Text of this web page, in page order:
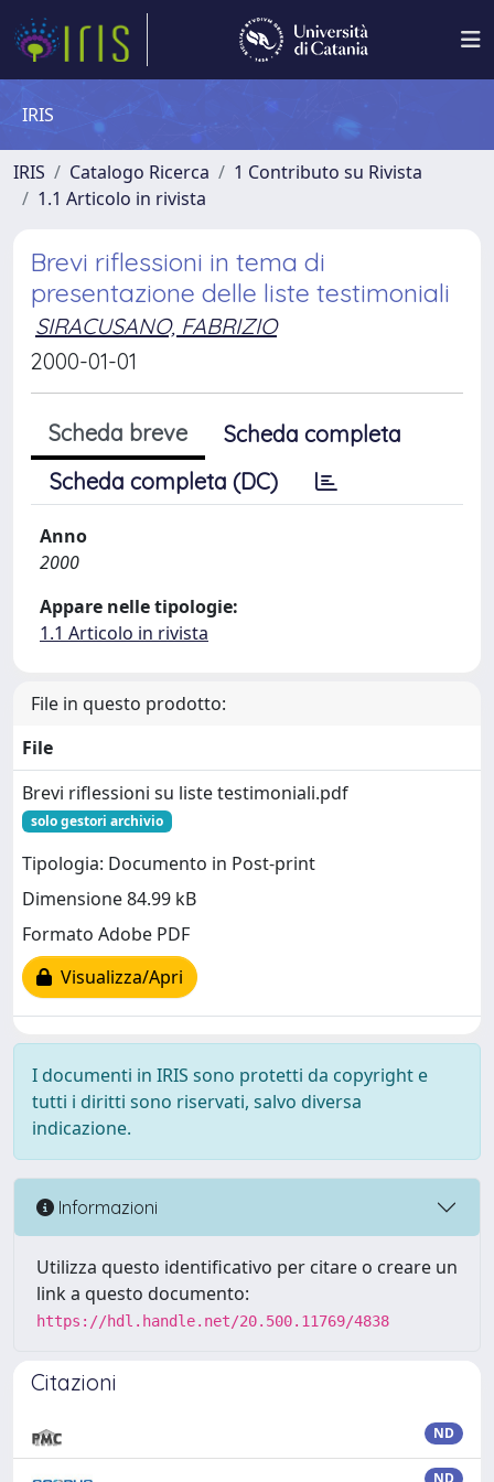
IRIS
IRIS Catalogo Ricerca
1 Contributo su Rivista
1.1 Articolo in rivista
Brevi riflessioni in tema di
presentazione delle liste testimoniali
SIRACUSANO, FABRIZIO
2000-01-01
Scheda breve
Scheda completa
Scheda completa (DC)
Anno
2000
Appare nelle tipologie:
1.1 Articolo in rivista
File in questo prodotto:
File
Brevi riflessioni su liste testimoniali.pdf
solo gestori archivio
Tipologia: Documento in Post-print
Dimensione 84.99 kB
Formato Adobe PDF
Visualizza/Apri
I documenti in IRIS sono protetti da copyright e
tutti i diritti sono riservati, salvo diversa
indicazione.
Informazioni
Utilizza questo identificativo per citare o creare un
link a questo documento:
https://hdl.handle.net/20.500.11769/4838
Citazioni
ND